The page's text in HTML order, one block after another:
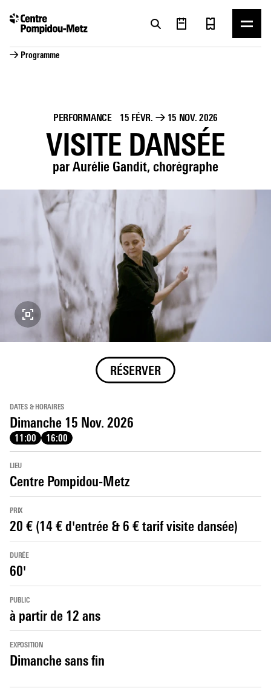
→ Programme
PERFORMANCE 15 FÉVR. → 15 NOV. 2026
VISITE DANSÉE
par Aurélie Gandit, chorégraphe
RÉSERVER
DATES & HORAIRES
Dimanche 15 Nov. 2026
11:00 16:00
LIEU
Centre Pompidou-Metz
PRIX
20 € (14 € d'entrée & 6 € tarif visite dansée)
DURÉE
60'
PUBLIC
à partir de 12 ans
EXPOSITION
Dimanche sans fin